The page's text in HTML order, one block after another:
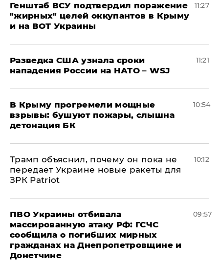
Генштаб ВСУ подтвердил поражение
"жирных" целей оккупантов в Крыму
и на ВОТ Украины
11:27
Разведка США узнала сроки
нападения России на НАТО – WSJ
11:21
В Крыму прогремели мощные
взрывы: бушуют пожары, слышна
детонация БК
10:54
Трамп объяснил, почему он пока не
передает Украине новые ракеты для
ЗРК Patriot
10:12
ПВО Украины отбивала
массированную атаку РФ: ГСЧС
сообщила о погибших мирных
гражданах на Днепропетровщине и
Донетчине
09:57